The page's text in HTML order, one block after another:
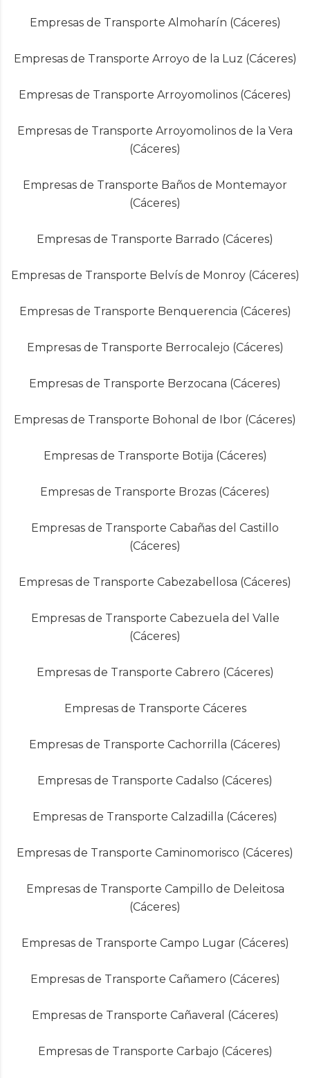
Empresas de Transporte Almoharín (Cáceres)
Empresas de Transporte Arroyo de la Luz (Cáceres)
Empresas de Transporte Arroyomolinos (Cáceres)
Empresas de Transporte Arroyomolinos de la Vera
(Cáceres)
Empresas de Transporte Baños de Montemayor
(Cáceres)
Empresas de Transporte Barrado (Cáceres)
Empresas de Transporte Belvís de Monroy (Cáceres)
Empresas de Transporte Benquerencia (Cáceres)
Empresas de Transporte Berrocalejo (Cáceres)
Empresas de Transporte Berzocana (Cáceres)
Empresas de Transporte Bohonal de Ibor (Cáceres)
Empresas de Transporte Botija (Cáceres)
Empresas de Transporte Brozas (Cáceres)
Empresas de Transporte Cabañas del Castillo
(Cáceres)
Empresas de Transporte Cabezabellosa (Cáceres)
Empresas de Transporte Cabezuela del Valle
(Cáceres)
Empresas de Transporte Cabrero (Cáceres)
Empresas de Transporte Cáceres
Empresas de Transporte Cachorrilla (Cáceres)
Empresas de Transporte Cadalso (Cáceres)
Empresas de Transporte Calzadilla (Cáceres)
Empresas de Transporte Caminomorisco (Cáceres)
Empresas de Transporte Campillo de Deleitosa
(Cáceres)
Empresas de Transporte Campo Lugar (Cáceres)
Empresas de Transporte Cañamero (Cáceres)
Empresas de Transporte Cañaveral (Cáceres)
Empresas de Transporte Carbajo (Cáceres)